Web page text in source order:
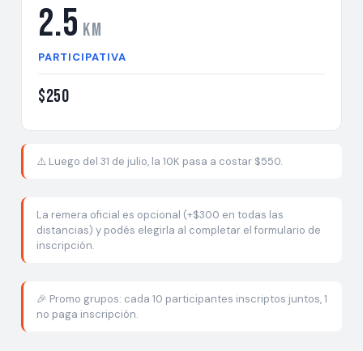
2.5 km
PARTICIPATIVA
$250
⚠️ Luego del 31 de julio, la 10K pasa a costar $550.
La remera oficial es opcional (+$300 en todas las
distancias) y podés elegirla al completar el formulario de
inscripción.
🎉 Promo grupos: cada 10 participantes inscriptos juntos, 1
no paga inscripción.